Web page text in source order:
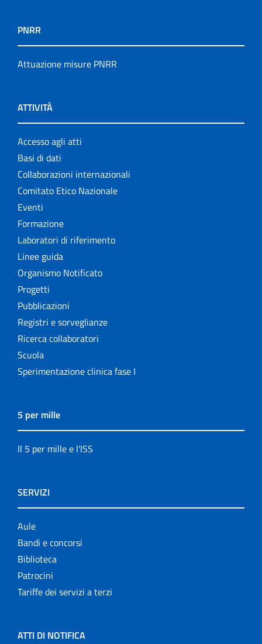
PNRR
Attuazione misure PNRR
ATTIVITÀ
Accesso agli atti
Basi di dati
Collaborazioni internazionali
Comitato Etico Nazionale
Eventi
Formazione
Laboratori di riferimento
Linee guida
Organismo Notificato
Progetti
Pubblicazioni
Registri e sorveglianze
Ricerca collaboratori
Scuola
Sperimentazione clinica fase I
5 per mille
Il 5 per mille e l'ISS
SERVIZI
Aule
Bandi e concorsi
Biblioteca
Patrocini
Tariffe dei servizi a terzi
ATTI DI NOTIFICA